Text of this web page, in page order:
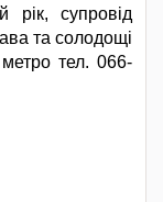
рік, супровід
та солодощі
тел. 066-